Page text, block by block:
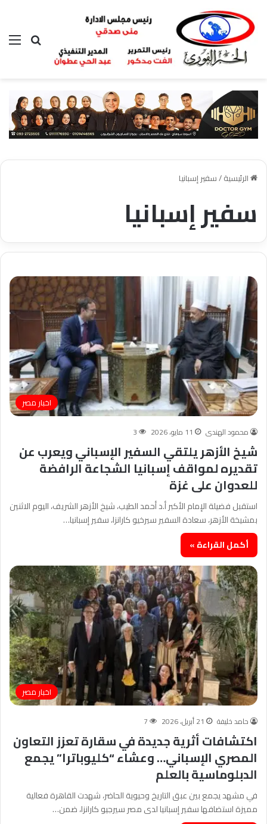
بحث عن
الرئيسية/سفير إسبانيا
سفير إسبانيا
اخبار مصر
محمود الهندى 11 مايو، 2026 3
شيخ الأزهر يلتقي السفير الإسباني ويعرب عن
تقديره لمواقف إسبانيا الشجاعة الرافضة
للعدوان على غزة
استقبل فضيلة الإمام الأكبر أ.د أحمد الطيب، شيخ الأزهر الشريف، اليوم الاثنين
بمشيخة الأزهر، سعادة السفير سيرخيو كارانزا، سفير إسبانيا…
أكمل القراءة »
اخبار مصر
حامد خليفة 21 أبريل، 2026 7
اكتشافات أثرية جديدة في سقارة تعزز التعاون
المصري الإسباني… وعشاء “كليوباترا” يجمع
الدبلوماسية بالعلم
في مشهد يجمع بين عبق التاريخ وحيوية الحاضر، شهدت القاهرة فعالية
مميزة استضافها سفير إسبانيا لدى مصر سيرجيو كارانزا، ضمن…